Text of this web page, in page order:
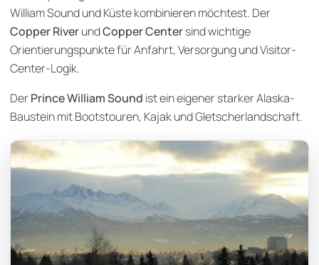
William Sound und Küste kombinieren möchtest. Der
Copper RiverundCopper Centersind wichtige
Orientierungspunkte für Anfahrt, Versorgung und Visitor-
Center-Logik.
Der Prince William Sound ist ein eigener starker Alaska-
Baustein mit Bootstouren, Kajak und Gletscherlandschaft.